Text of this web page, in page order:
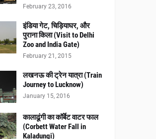
February 23, 2016
इंडिया गेट, चिड़ियाघर, और
पुराना किला (Visit to Delhi
Zoo and India Gate)
February 21, 2015
लखनऊ की ट्रेन यात्रा (Train
Journey to Lucknow)
January 15, 2016
कालाढूंगी का कॉर्बेट वाटर फाल
(Corbett Water Fall in
Kaladungi)